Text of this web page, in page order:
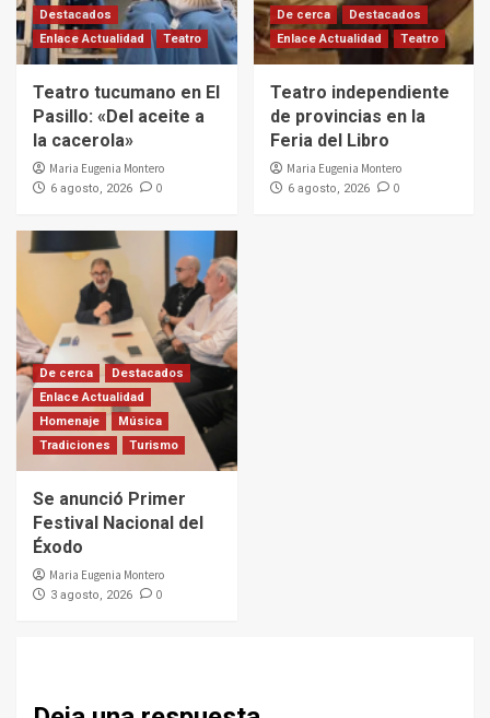
Destacados
Enlace Actualidad
Teatro
Teatro tucumano en El
Pasillo: «Del aceite a
la cacerola»
Maria Eugenia Montero
6 agosto, 2026 0
De cerca
Destacados
Enlace Actualidad
Teatro
Teatro independiente
de provincias en la
Feria del Libro
Maria Eugenia Montero
6 agosto, 2026 0
De cerca
Destacados
Enlace Actualidad
Homenaje
Música
Tradiciones
Turismo
Se anunció Primer
Festival Nacional del
Éxodo
Maria Eugenia Montero
3 agosto, 2026 0